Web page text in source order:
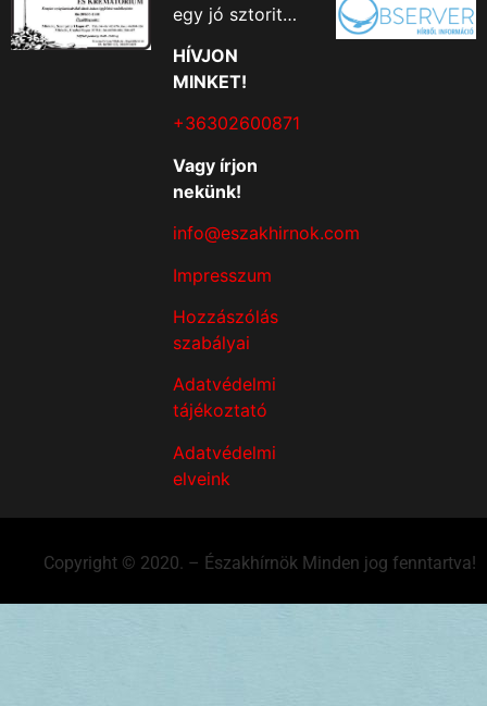
egy jó sztorit…
HÍVJON
MINKET!
+36302600871
Vagy írjon
nekünk!
info@eszakhirnok.com
Impresszum
Hozzászólás
szabályai
Adatvédelmi
tájékoztató
Adatvédelmi
elveink
Copyright © 2020. – Északhírnök Minden jog fenntartva!